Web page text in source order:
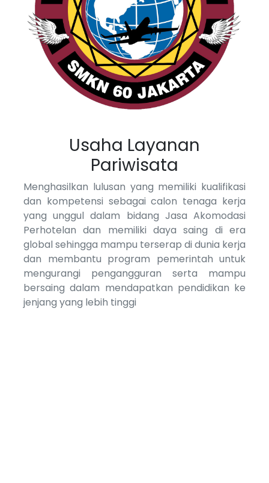
Usaha Layanan
Pariwisata
Menghasilkan lulusan yang memiliki kualifikasi
dan kompetensi sebagai calon tenaga kerja
yang unggul dalam bidang Jasa Akomodasi
Perhotelan dan memiliki daya saing di era
global sehingga mampu terserap di dunia kerja
dan membantu program pemerintah untuk
mengurangi pengangguran serta mampu
bersaing dalam mendapatkan pendidikan ke
jenjang yang lebih tinggi